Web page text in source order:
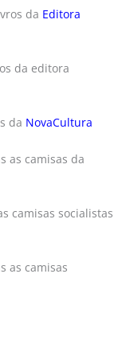
da Editora
da editora
da NovaCultura
as camisas da
camisas socialistas
as camisas